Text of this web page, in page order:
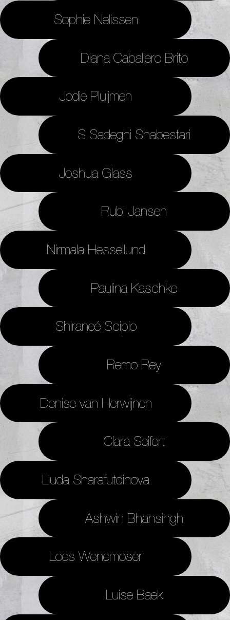
Sophie Nelissen
Diana Caballero Brito
Jodie Pluijmen
S Sadeghi Shabestari
Joshua Glass
Rubi Jansen
Nirmala Hessellund
Paulina Kaschke
Shiraneé Scipio
Remo Rey
Denise van Herwijnen
Clara Seifert
Liuda Sharafutdinova
Ashwin Bhansingh
Loes Wenemoser
Luise Baek